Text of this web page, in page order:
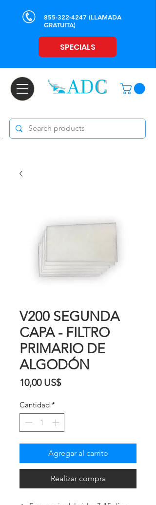
855-322-4247 (LLAMADA
GRATUITA)
SPECIALS
V200 SEGUNDA
CAPA - FILTRO
PRIMARIO DE
ALGODÓN
10,00 US$Precio
Cantidad *
Agregar al carrito
Realizar compra